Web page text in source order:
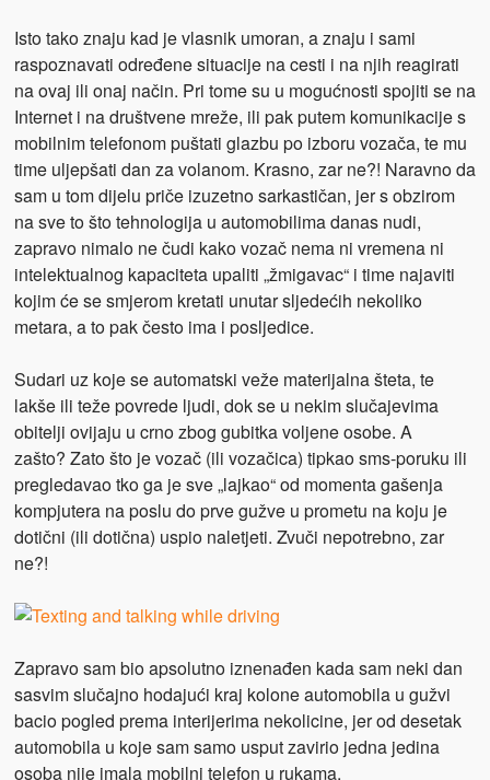
Isto tako znaju kad je vlasnik umoran, a znaju i sami
raspoznavati određene situacije na cesti i na njih reagirati
na ovaj ili onaj način. Pri tome su u mogućnosti spojiti se na
Internet i na društvene mreže, ili pak putem komunikacije s
mobilnim telefonom puštati glazbu po izboru vozača, te mu
time uljepšati dan za volanom. Krasno, zar ne?! Naravno da
sam u tom dijelu priče izuzetno sarkastičan, jer s obzirom
na sve to što tehnologija u automobilima danas nudi,
zapravo nimalo ne čudi kako vozač nema ni vremena ni
intelektualnog kapaciteta upaliti „žmigavac“ i time najaviti
kojim će se smjerom kretati unutar sljedećih nekoliko
metara, a to pak često ima i posljedice.
Sudari uz koje se automatski veže materijalna šteta, te
lakše ili teže povrede ljudi, dok se u nekim slučajevima
obitelji ovijaju u crno zbog gubitka voljene osobe. A
zašto? Zato što je vozač (ili vozačica) tipkao sms-poruku ili
pregledavao tko ga je sve „lajkao“ od momenta gašenja
kompjutera na poslu do prve gužve u prometu na koju je
dotični (ili dotična) uspio naletjeti. Zvuči nepotrebno, zar
ne?!
Zapravo sam bio apsolutno iznenađen kada sam neki dan
sasvim slučajno hodajući kraj kolone automobila u gužvi
bacio pogled prema interijerima nekolicine, jer od desetak
automobila u koje sam samo usput zavirio jedna jedina
osoba nije imala mobilni telefon u rukama.